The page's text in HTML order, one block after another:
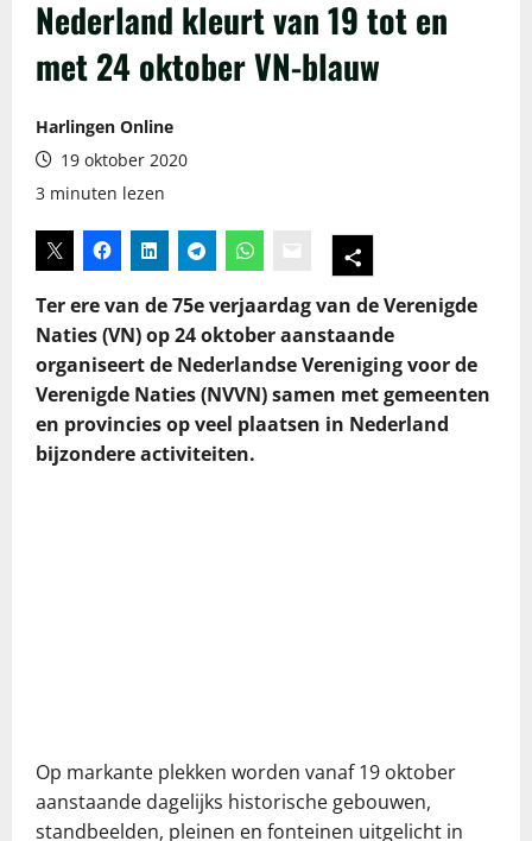
Nederland kleurt van 19 tot en
met 24 oktober VN-blauw
Harlingen Online
19 oktober 2020
3 minuten lezen
Ter ere van de 75e verjaardag van de Verenigde
Naties (VN) op 24 oktober aanstaande
organiseert de Nederlandse Vereniging voor de
Verenigde Naties (NVVN) samen met gemeenten
en provincies op veel plaatsen in Nederland
bijzondere activiteiten.
Op markante plekken worden vanaf 19 oktober
aanstaande dagelijks historische gebouwen,
standbeelden, pleinen en fonteinen uitgelicht in